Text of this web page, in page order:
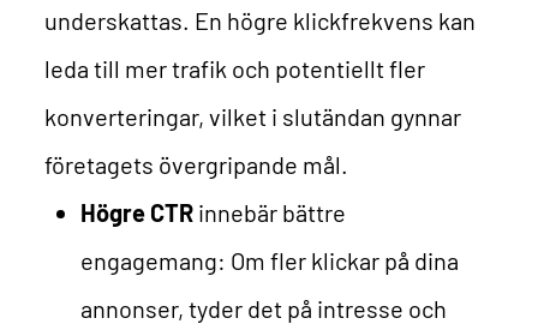
underskattas. En högre klickfrekvens kan
leda till mer trafik och potentiellt fler
konverteringar, vilket i slutändan gynnar
företagets övergripande mål.
Högre CTR innebär bättre
engagemang: Om fler klickar på dina
annonser, tyder det på intresse och